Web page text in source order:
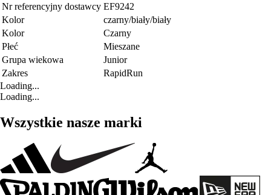
Nr referencyjny dostawcy EF9242
Kolor
czarny/biały/biały
Kolor
Czarny
Płeć
Mieszane
Grupa wiekowa
Junior
Zakres
RapidRun
Loading...
Loading...
Wszystkie nasze marki